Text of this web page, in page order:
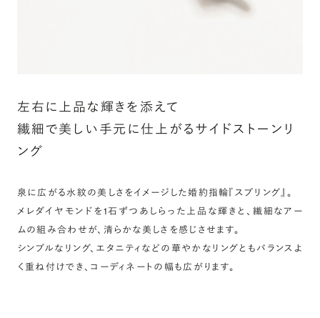
左右に上品な輝きを添えて
繊細で美しい手元に仕上がるサイドストーンリ
ング
泉に広がる水紋の美しさをイメージした婚約指輪『スプリング』。
メレダイヤモンドを1石ずつあしらった上品な輝きと、繊細なアー
ムの組み合わせが、清らかな美しさを感じさせます。
シンプルなリング、エタニティなどの華やかなリングともバランスよ
く重ね付けでき、コーディネートの幅も広がります。